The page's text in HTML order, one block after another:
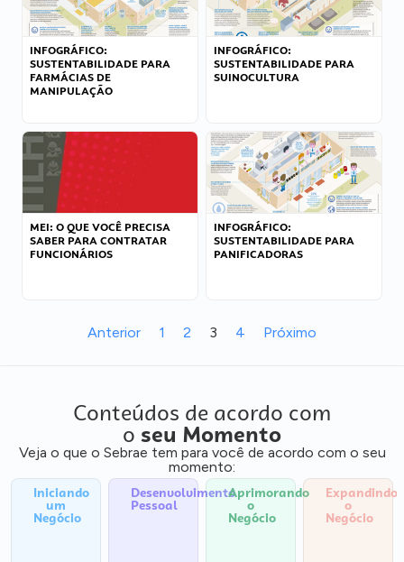
INFOGRÁFICO:
SUSTENTABILIDADE PARA
FARMÁCIAS DE
MANIPULAÇÃO
INFOGRÁFICO:
SUSTENTABILIDADE PARA
SUINOCULTURA
MEI: O QUE VOCÊ PRECISA
SABER PARA CONTRATAR
FUNCIONÁRIOS
INFOGRÁFICO:
SUSTENTABILIDADE PARA
PANIFICADORAS
Anterior 1 2 3 4 Próximo
Conteúdos de acordo com
o seu Momento
Veja o que o Sebrae tem para você de acordo com o seu
momento:
Iniciando
um
Negócio
Desenvolvimento
Pessoal
Aprimorando
o
Negócio
Expandindo
o
Negócio